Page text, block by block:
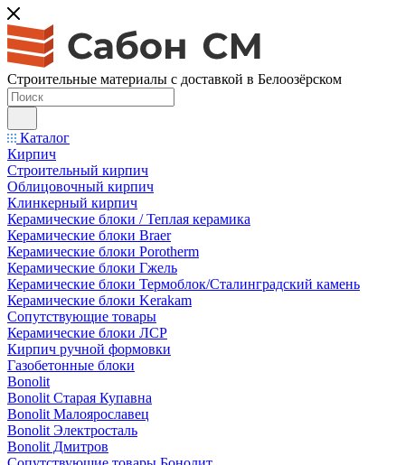
Строительные материалы с доставкой в Белоозёрском
Каталог
Кирпич
Строительный кирпич
Облицовочный кирпич
Клинкерный кирпич
Керамические блоки / Теплая керамика
Керамические блоки Braer
Керамические блоки Porotherm
Керамические блоки Гжель
Керамические блоки Термоблок/Сталинградский камень
Керамические блоки Kerakam
Сопутствующие товары
Керамические блоки ЛСР
Кирпич ручной формовки
Газобетонные блоки
Bonolit
Bonolit Старая Купавна
Bonolit Малоярославец
Bonolit Электросталь
Bonolit Дмитров